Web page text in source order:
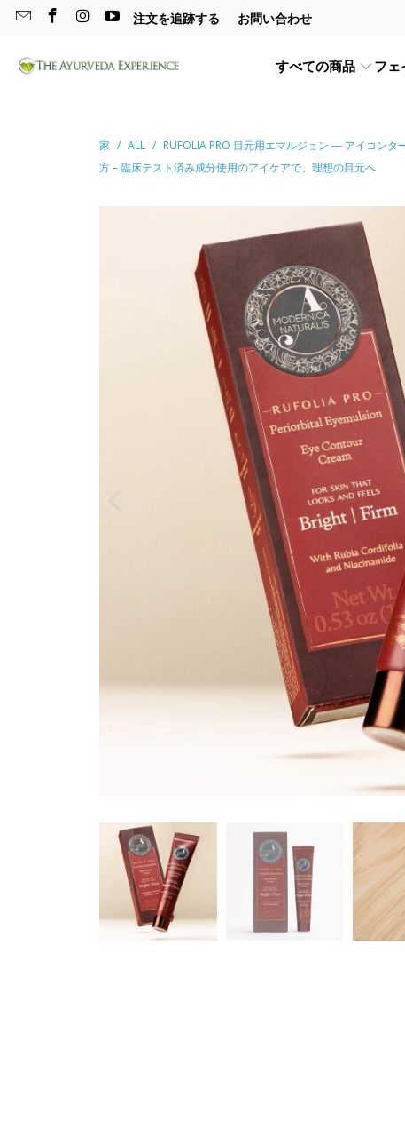
注文を追跡する お問い合わせ
すべての商品 フェ
家 / ALL / RUFOLIA PRO 目元用エマルジョン ― アイコン
方 – 臨床テスト済み成分使用のアイケアで、理想の目元へ